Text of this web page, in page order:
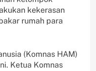
kekerasan
rumah para
(Komnas HAM)
Ketua Komnas